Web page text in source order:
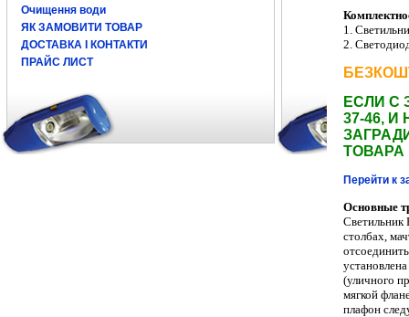
Очищення води
ЯК ЗАМОВИТИ ТОВАР
ДОСТАВКА І КОНТАКТИ
ПРАЙС ЛИСТ
1.
2. С
ЕСЛИ С
37-46,
ТОВАРА
Перейти к
Основные
Светильник
столбах,
отсоединить
(уличного
мягкой
плафон